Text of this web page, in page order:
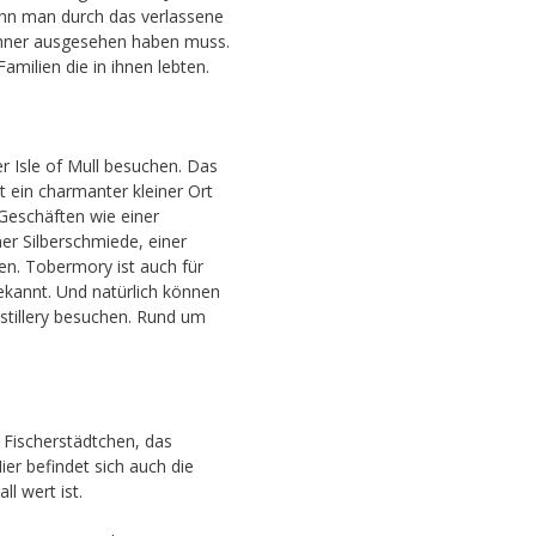
man durch das verlassene
ausgesehen haben muss.
die in ihnen lebten.
Isle of Mull besuchen. Das
ein charmanter kleiner Ort
wie einer
Silberschmiede, einer
Tobermory ist auch für
Und natürlich können
besuchen. Rund um
das
befindet sich auch die
wert ist.